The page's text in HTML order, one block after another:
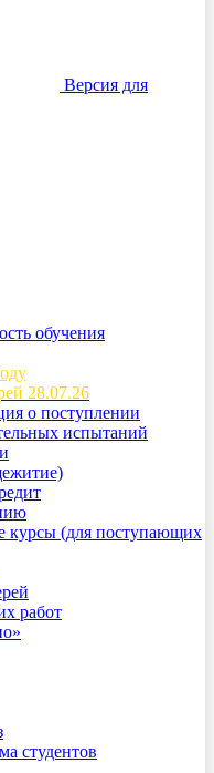
Версия для
обучения
28.07.26
о поступлении
испытаний
курсы (для поступающих
работ
студентов